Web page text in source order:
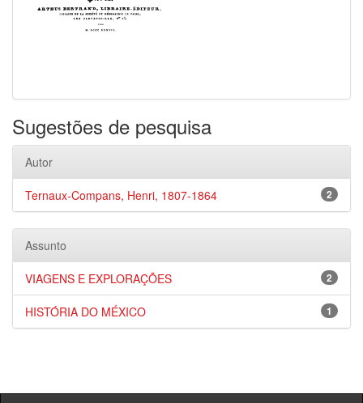
Sugestões de pesquisa
Autor
2
Ternaux-Compans, Henri, 1807-1864
Assunto
2
VIAGENS E EXPLORAÇÕES
1
HISTÓRIA DO MÉXICO